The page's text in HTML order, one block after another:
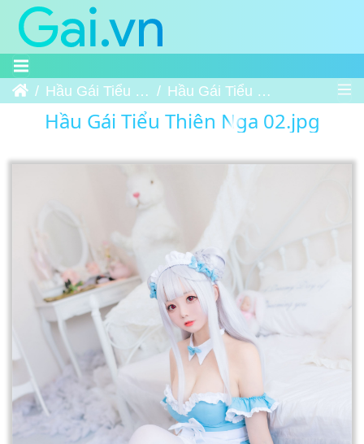
Trang chủHầu Gái Tiểu Thiên Nga Hầu Gái Tiểu Thiên Nga 02
Hầu Gái Tiểu Thiên Nga 02.jpg